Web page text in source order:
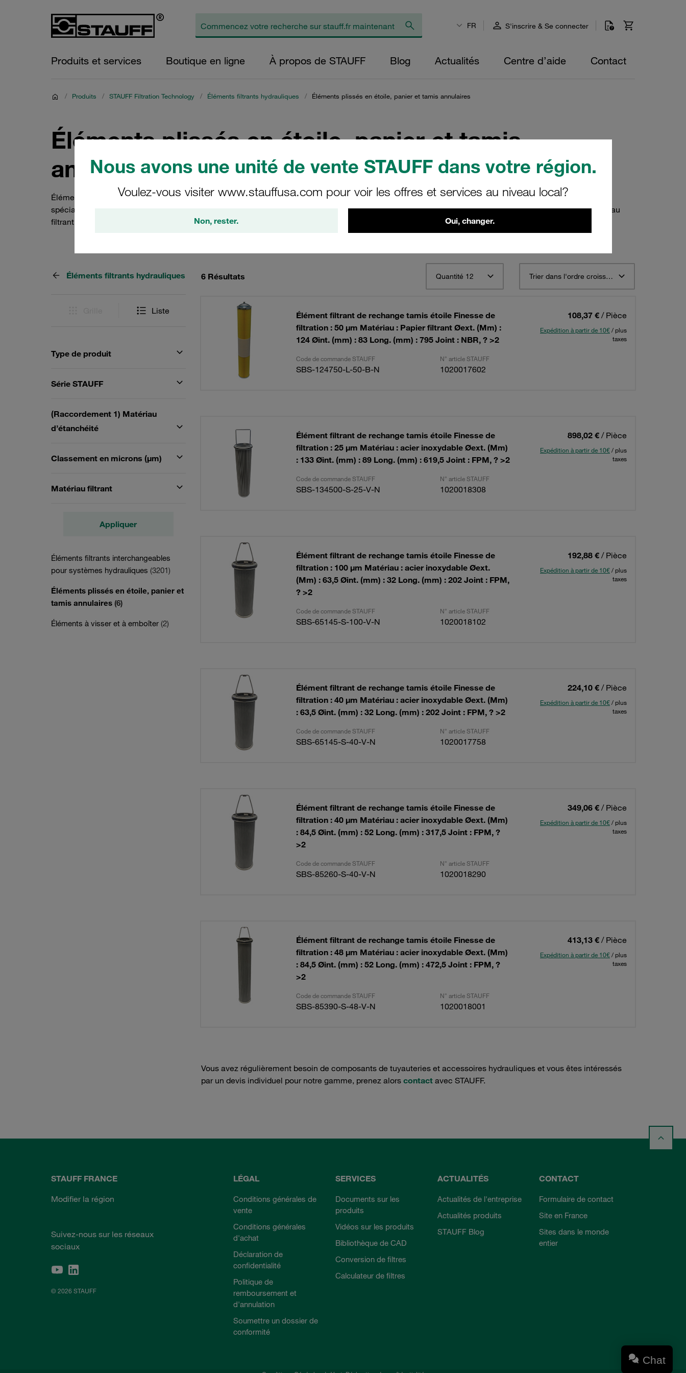
Nous avons une unité de vente STAUFF dans votre région.
Voulez-vous visiter www.stauffusa.com pour voir les offres et services au niveau local?
Non, rester. Oui, changer.
FR S'inscrire & Se connecter
Produits et services Boutique en ligne À propos de STAUFF Blog Actualités Centre d’aide Contact
/ Produits / STAUFF Filtration Technology / Éléments filtrants hydrauliques / Éléments plissés en étoile, panier et tamis annulaires
Éléments plissés en étoile, panier et tamis
annulaires
Éléments plissés en étoile, panier et tamis annulaires pour filtres doubles et filtres individuels des principaux fabricants de boîtiers avec matériau filtrant
spécialement plissé pour nettoyer les huiles lubrifiantes, les carburants, l’eau, les produits chimiques et fluides de coupe. Acier inoxydable comme matériau
filtrant de très haute qualité avec niveaux de filtration entre 10 et 200 µm.
Éléments filtrants hydrauliques
Liste
Type de produit
Série STAUFF
(Raccordement 1) Matériau
d’étanchéité
Classement en microns (µm)
Matériau filtrant
Appliquer
Éléments filtrants interchangeables
pour systèmes hydrauliques (3201)
Éléments plissés en étoile, panier et
tamis annulaires (6)
Éléments à visser et à emboîter (2)
6 Résultats Quantité 12 Trier dans l'ordre croissant selon le code de commande STAUFF
Élément filtrant de rechange tamis étoile Finesse de
filtration : 50 µm Matériau : Papier filtrant Øext. (Mm) :
124 Øint. (mm) : 83 Long. (mm) : 795 Joint : NBR, ? >2
108,37 € / Pièce
Expédition à partir de 10€/ plus
taxes
Code de commande STAUFF N° article STAUFF
SBS-124750-L-50-B-N 1020017602
Élément filtrant de rechange tamis étoile Finesse de
filtration : 25 µm Matériau : acier inoxydable Øext. (Mm)
: 133 Øint. (mm) : 89 Long. (mm) : 619,5 Joint : FPM, ? >2
898,02 € / Pièce
Expédition à partir de 10€/ plus
taxes
Code de commande STAUFF N° article STAUFF
SBS-134500-S-25-V-N 1020018308
Élément filtrant de rechange tamis étoile Finesse de
filtration : 100 µm Matériau : acier inoxydable Øext.
(Mm) : 63,5 Øint. (mm) : 32 Long. (mm) : 202 Joint : FPM,
? >2
192,88 € / Pièce
Expédition à partir de 10€/ plus
taxes
Code de commande STAUFF N° article STAUFF
SBS-65145-S-100-V-N 1020018102
Élément filtrant de rechange tamis étoile Finesse de
filtration : 40 µm Matériau : acier inoxydable Øext. (Mm)
: 63,5 Øint. (mm) : 32 Long. (mm) : 202 Joint : FPM, ? >2
224,10 € / Pièce
Expédition à partir de 10€/ plus
taxes
Code de commande STAUFF N° article STAUFF
SBS-65145-S-40-V-N 1020017758
Élément filtrant de rechange tamis étoile Finesse de
filtration : 40 µm Matériau : acier inoxydable Øext. (Mm)
: 84,5 Øint. (mm) : 52 Long. (mm) : 317,5 Joint : FPM, ?
>2
349,06 € / Pièce
Expédition à partir de 10€/ plus
taxes
Code de commande STAUFF N° article STAUFF
SBS-85260-S-40-V-N 1020018290
Élément filtrant de rechange tamis étoile Finesse de
filtration : 48 µm Matériau : acier inoxydable Øext. (Mm)
: 84,5 Øint. (mm) : 52 Long. (mm) : 472,5 Joint : FPM, ?
>2
413,13 € / Pièce
Expédition à partir de 10€/ plus
taxes
Code de commande STAUFF N° article STAUFF
SBS-85390-S-48-V-N 1020018001
Vous avez régulièrement besoin de composants de tuyauteries et accessoires hydrauliques et vous êtes intéressés
par un devis individuel pour notre gamme, prenez alors contactavec STAUFF.
STAUFF FRANCE
Modifier la région
Suivez-nous sur les réseaux
sociaux
© 2026 STAUFF
LÉGAL
Conditions générales de
vente
Conditions générales
d'achat
Déclaration de
confidentialité
Politique de
remboursement et
d'annulation
Soumettre un dossier de
conformité
SERVICES
Documents sur les
produits
Vidéos sur les produits
Bibliothèque de CAD
Conversion de filtres
Calculateur de filtres
ACTUALITÉS
Actualités de l'entreprise
Actualités produits
STAUFF Blog
CONTACT
Formulaire de contact
Site en France
Sites dans le monde
entier
Chat